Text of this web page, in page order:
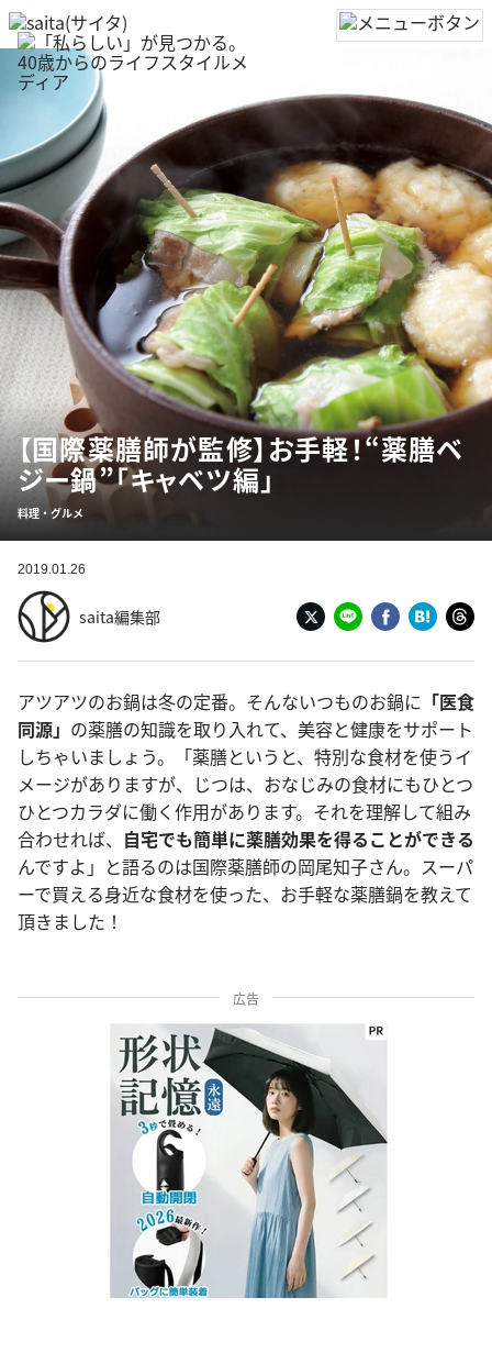
【国際薬膳師が監修】お手軽！“薬膳ベ
ジー鍋”「キャベツ編」
料理・グルメ
2019.01.26
saita編集部
アツアツのお鍋は冬の定番。そんないつものお鍋に 「医食
同源」 の薬膳の知識を取り入れて、美容と健康をサポート
しちゃいましょう。「薬膳というと、特別な食材を使うイ
メージがありますが、じつは、おなじみの食材にもひとつ
ひとつカラダに働く作用があります。それを理解して組み
合わせれば、 自宅でも簡単に薬膳効果を得ることができる
んですよ」と語るのは国際薬膳師の岡尾知子さん。スーパ
ーで買える身近な食材を使った、お手軽な薬膳鍋を教えて
頂きました！
広告